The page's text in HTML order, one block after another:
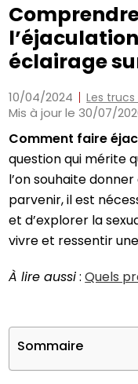
éclairage
10/04/2024 Les
Mis à jour le 30/07/
Comment faire
question qui mérite
l’on souhaite
parvenir, il est
et d’explorer la
vivre et ressentir
À lire aussi:Quels
Sommaire